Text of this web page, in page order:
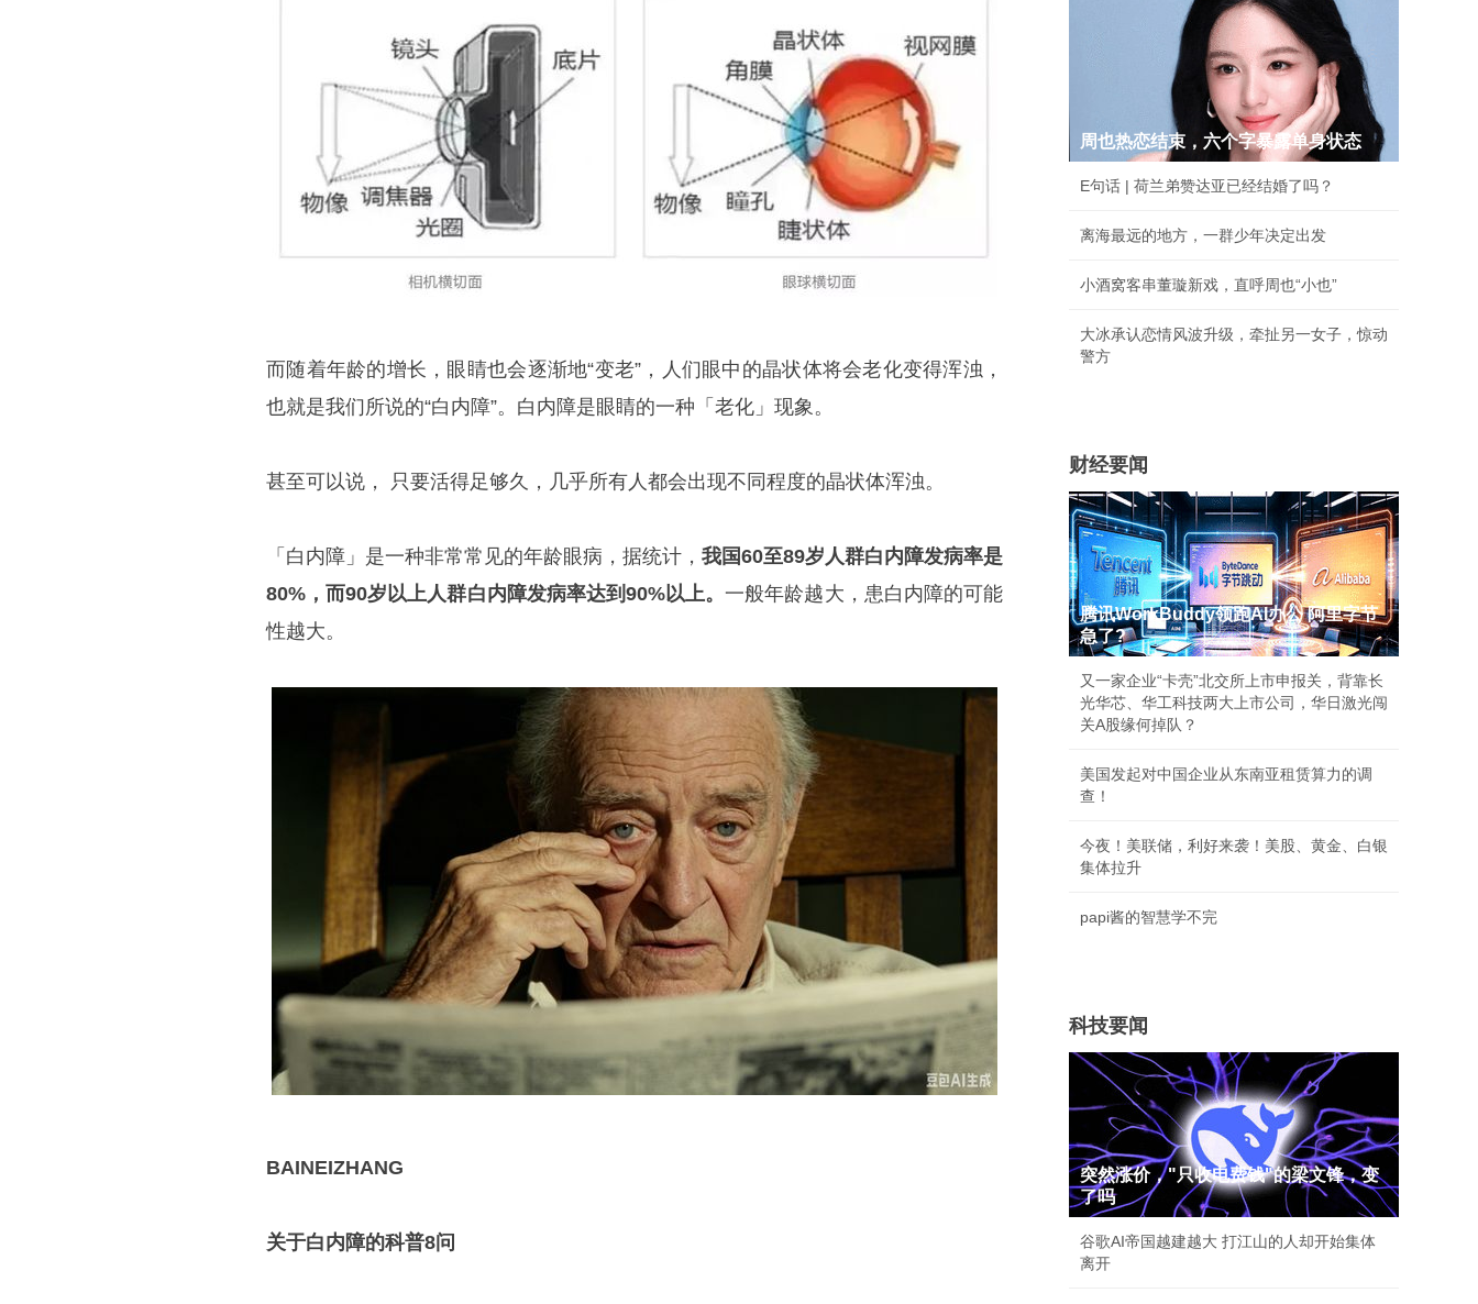
而随着年龄的增长，眼睛也会逐渐地“变老”，人们眼中的晶状体将会老化变得浑浊，
也就是我们所说的“白内障”。白内障是眼睛的一种「老化」现象。
甚至可以说， 只要活得足够久，几乎所有人都会出现不同程度的晶状体浑浊。
「白内障」是一种非常常见的年龄眼病，据统计， 我国60至89岁人群白内障发病率是
80%，而90岁以上人群白内障发病率达到90%以上。一般年龄越大，患白内障的可能
性越大。
BAINEIZHANG
关于白内障的科普8问
周也热恋结束，六个字暴露单身状态
E句话 | 荷兰弟赞达亚已经结婚了吗？
离海最远的地方，一群少年决定出发
小酒窝客串董璇新戏，直呼周也“小也”
大冰承认恋情风波升级，牵扯另一女子，惊动
警方
财经要闻
腾讯WorkBuddy领跑AI办公 阿里字节
急了?
又一家企业“卡壳”北交所上市申报关，背靠长
光华芯、华工科技两大上市公司，华日激光闯
关A股缘何掉队？
美国发起对中国企业从东南亚租赁算力的调
查！
今夜！美联储，利好来袭！美股、黄金、白银
集体拉升
papi酱的智慧学不完
科技要闻
突然涨价，"只收电费钱"的梁文锋，变
了吗
谷歌AI帝国越建越大 打江山的人却开始集体
离开